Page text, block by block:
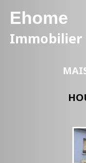
Ehome
Immobilier